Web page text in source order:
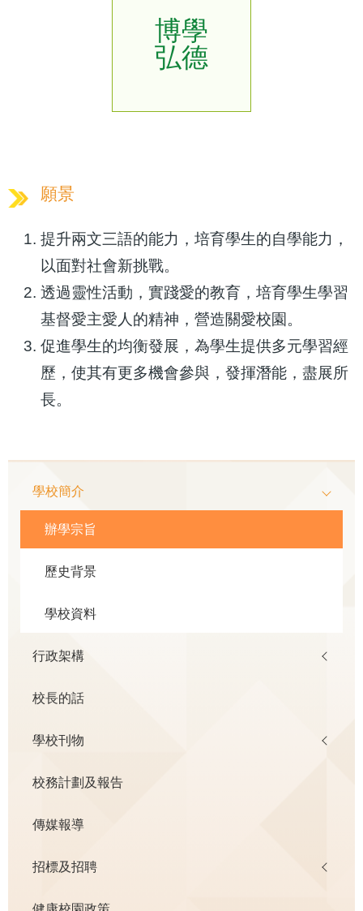
博學
弘德
願景
提升兩文三語的能力，培育學生的自學能力，
以面對社會新挑戰。
透過靈性活動，實踐愛的教育，培育學生學習
基督愛主愛人的精神，營造關愛校園。
促進學生的均衡發展，為學生提供多元學習經
歷，使其有更多機會參與，發揮潛能，盡展所
長。
navigation
學校簡介
辦學宗旨
歷史背景
學校資料
行政架構
校長的話
學校刊物
校務計劃及報告
傳媒報導
招標及招聘